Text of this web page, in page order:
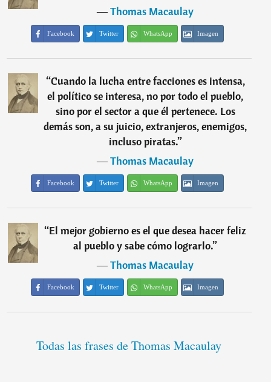
―Thomas Macaulay
Facebook Twitter WhatsApp Imagen
“Cuando la lucha entre facciones es intensa,
el político se interesa, no por todo el pueblo,
sino por el sector a que él pertenece. Los
demás son, a su juicio, extranjeros, enemigos,
incluso piratas.”
―Thomas Macaulay
Facebook Twitter WhatsApp Imagen
“El mejor gobierno es el que desea hacer feliz
al pueblo y sabe cómo lograrlo.”
―Thomas Macaulay
Facebook Twitter WhatsApp Imagen
Todas las frases de Thomas Macaulay